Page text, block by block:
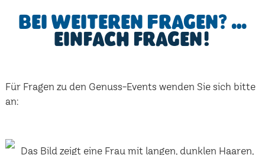
Bei weiteren Fragen? …
einfach fragen!
Für Fragen zu den Genuss-Events wenden Sie sich bitte
an: